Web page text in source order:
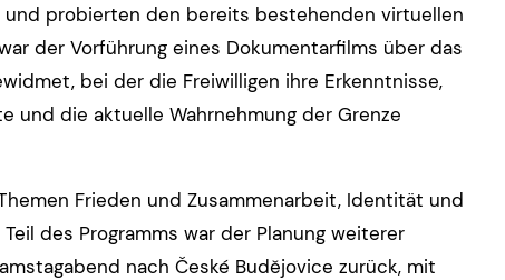
probierten den bereits bestehenden virtuellen
der Vorführung eines Dokumentarfilms über das
bei der die Freiwilligen ihre Erkenntnisse,
und die aktuelle Wahrnehmung der Grenze
Frieden und Zusammenarbeit, Identität und
des Programms war der Planung weiterer
nach České Budějovice zurück, mit